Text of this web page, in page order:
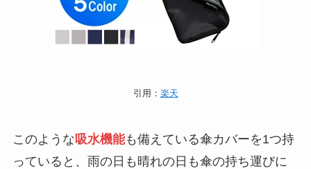
引用： 楽天
このような吸水機能も備えている傘カバーを1つ持
っていると、雨の日も晴れの日も傘の持ち運びに